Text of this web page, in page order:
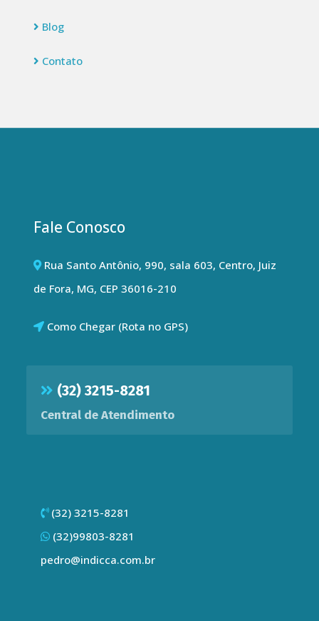
Blog
Contato
Fale Conosco
Rua Santo Antônio, 990, sala 603, Centro, Juiz
de Fora, MG, CEP 36016-210
Como Chegar (Rota no GPS)
(32) 3215-8281
Central de Atendimento
(32) 3215-8281
(32)99803-8281
pedro@indicca.com.br